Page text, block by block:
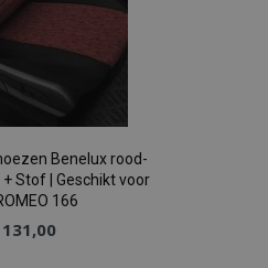
Benelux rood-
Stof | Geschikt voor
166